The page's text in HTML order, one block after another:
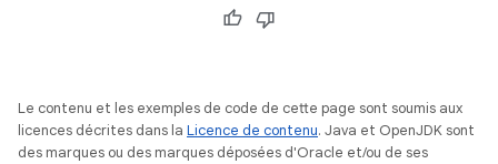
Le contenu et les exemples de code de cette page sont soumis aux
licences décrites dans la Licence de contenu. Java et OpenJDK sont
des marques ou des marques déposées d'Oracle et/ou de ses